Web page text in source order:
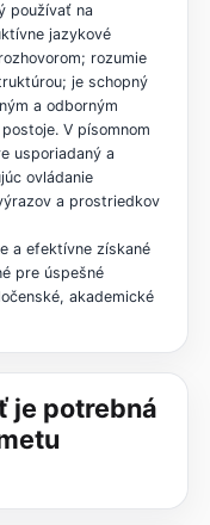
používať na
jazykové
rozumie
je schopný
a odborným
V písomnom
usporiadaný a
ovládanie
a prostriedkov
a efektívne získané
pre úspešné
akademické
je potrebná